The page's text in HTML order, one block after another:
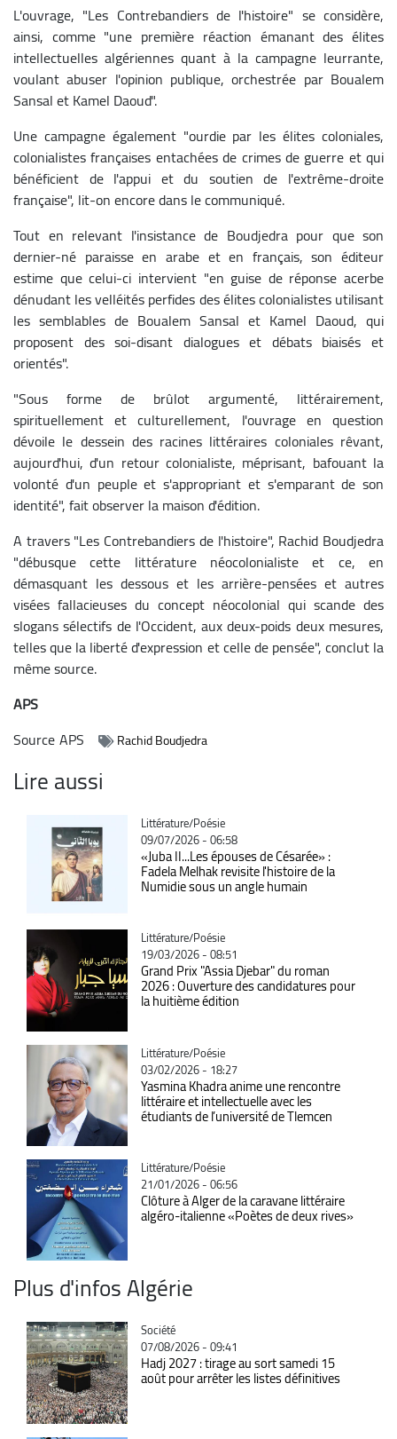
L'ouvrage, "Les Contrebandiers de l'histoire" se considère,
ainsi, comme "une première réaction émanant des élites
intellectuelles algériennes quant à la campagne leurrante,
voulant abuser l'opinion publique, orchestrée par Boualem
Sansal et Kamel Daoud".
Une campagne également "ourdie par les élites coloniales,
colonialistes françaises entachées de crimes de guerre et qui
bénéficient de l'appui et du soutien de l'extrême-droite
française", lit-on encore dans le communiqué.
Tout en relevant l'insistance de Boudjedra pour que son
dernier-né paraisse en arabe et en français, son éditeur
estime que celui-ci intervient "en guise de réponse acerbe
dénudant les velléités perfides des élites colonialistes utilisant
les semblables de Boualem Sansal et Kamel Daoud, qui
proposent des soi-disant dialogues et débats biaisés et
orientés".
"Sous forme de brûlot argumenté, littérairement,
spirituellement et culturellement, l'ouvrage en question
dévoile le dessein des racines littéraires coloniales rêvant,
aujourd'hui, d'un retour colonialiste, méprisant, bafouant la
volonté d'un peuple et s'appropriant et s'emparant de son
identité", fait observer la maison d'édition.
A travers "Les Contrebandiers de l'histoire", Rachid Boudjedra
"débusque cette littérature néocolonialiste et ce, en
démasquant les dessous et les arrière-pensées et autres
visées fallacieuses du concept néocolonial qui scande des
slogans sélectifs de l'Occident, aux deux-poids deux mesures,
telles que la liberté d'expression et celle de pensée", conclut la
même source.
APS
SourceAPS Rachid Boudjedra
Lire aussi
Catégorie
Littérature/Poésie
09/07/2026 - 06:58
«Juba II...Les épouses de Césarée» :
Fadela Melhak revisite l'histoire de la
Numidie sous un angle humain
Catégorie
Littérature/Poésie
19/03/2026 - 08:51
Grand Prix "Assia Djebar" du roman
2026 : Ouverture des candidatures pour
la huitième édition
Catégorie
Littérature/Poésie
03/02/2026 - 18:27
Yasmina Khadra anime une rencontre
littéraire et intellectuelle avec les
étudiants de l’université de Tlemcen
Catégorie
Littérature/Poésie
21/01/2026 - 06:56
Clôture à Alger de la caravane littéraire
algéro-italienne «Poètes de deux rives»
Plus d'infos Algérie
Catégorie
Société
07/08/2026 - 09:41
Hadj 2027 : tirage au sort samedi 15
août pour arrêter les listes définitives